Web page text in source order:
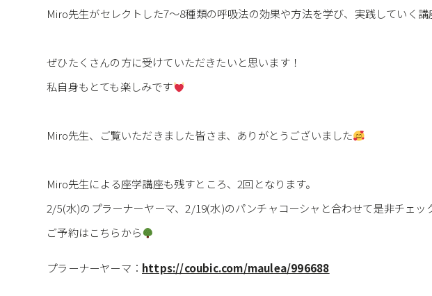
Miro先生がセレクトした7〜8種類の呼吸法の効果や方法を学び、実践していく講
ぜひたくさんの方に受けていただきたいと思います！
私自身もとても楽しみです
Miro先生、ご覧いただきました皆さま、ありがとうございました
Miro先生による座学講座も残すところ、2回となります。
2/5(水)のプラーナーヤーマ、2/19(水)のパンチャコーシャと合わせて是非チェッ
ご予約はこちらから
プラーナーヤーマ： https://coubic.com/maulea/996688